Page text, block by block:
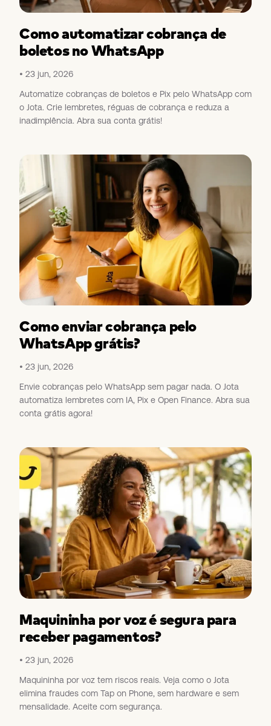
Como automatizar cobrança de
boletos no WhatsApp
23 jun, 2026
Automatize cobranças de boletos e Pix pelo WhatsApp com
o Jota. Crie lembretes, réguas de cobrança e reduza a
inadimplência. Abra sua conta grátis!
Como enviar cobrança pelo
WhatsApp grátis?
23 jun, 2026
Envie cobranças pelo WhatsApp sem pagar nada. O Jota
automatiza lembretes com IA, Pix e Open Finance. Abra sua
conta grátis agora!
Maquininha por voz é segura para
receber pagamentos?
23 jun, 2026
Maquininha por voz tem riscos reais. Veja como o Jota
elimina fraudes com Tap on Phone, sem hardware e sem
mensalidade. Aceite com segurança.